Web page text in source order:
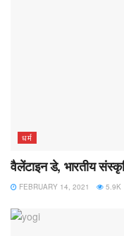
धर्म
वैलेंटाइन डे, भारतीय
FEBRUARY 14, 2021 5.9K